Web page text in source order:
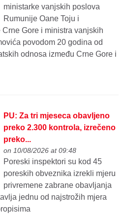
ministarke vanjskih poslova
Rumunije Oane Toju i
Gore i ministra vanjskih
povodom 20 godina od
odnosa između Crne Gore i
PU: Za tri mjeseca obavljeno
preko 2.300 kontrola, izrečeno
preko...
on 10/08/2026 at 09:48
Poreski inspektori su kod 45
poreskih obveznika izrekli mjeru
privremene zabrane obavljanja
jednu od najstrožih mjera